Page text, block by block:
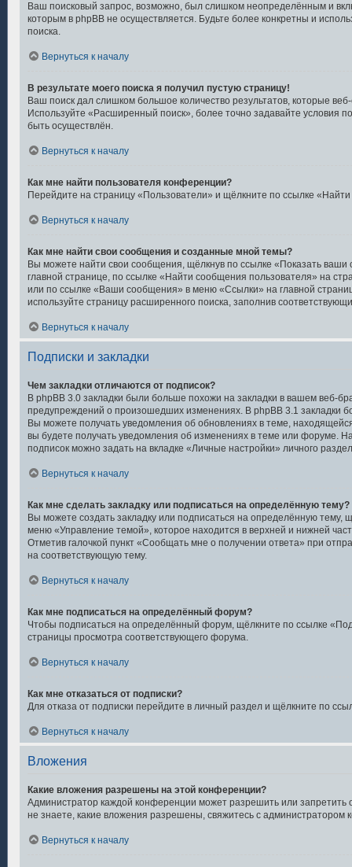
Ваш поисковый запрос, возможно, был слишком неопределённым и
которым в phpBB не осуществляется. Будьте более конкретны и
поиска.
Вернуться к началу
В результате моего поиска я получил пустую страницу!
Ваш поиск дал слишком большое количество результатов, которые
Используйте «Расширенный поиск», более точно задавайте условия
быть осуществлён.
Вернуться к началу
Как мне найти пользователя конференции?
Перейдите на страницу «Пользователи» и щёлкните по ссылке
Вернуться к началу
Как мне найти свои сообщения и созданные мной темы?
Вы можете найти свои сообщения, щёлкнув по ссылке «Показать
главной странице, по ссылке «Найти сообщения пользователя» на
или по ссылке «Ваши сообщения» в меню «Ссылки» на главной
используйте страницу расширенного поиска, заполнив
Вернуться к началу
Подписки и закладки
Чем закладки отличаются от подписок?
В phpBB 3.0 закладки были больше похожи на закладки в вашем веб-
предупреждений о произошедших изменениях. В phpBB 3.1 закладки
Вы можете получать уведомления об обновлениях в теме,
вы будете получать уведомления об изменениях в теме или форуме.
подписок можно задать на вкладке «Личные настройки» личного
Вернуться к началу
Как мне сделать закладку или подписаться на определённую тему?
Вы можете создать закладку или подписаться на определённую тему,
меню «Управление темой», которое находится в верхней и нижней
Отметив галочкой пункт «Сообщать мне о получении ответа» при
на соответствующую тему.
Вернуться к началу
Как мне подписаться на определённый форум?
Чтобы подписаться на определённый форум, щёлкните по ссылке
страницы просмотра соответствующего форума.
Вернуться к началу
Как мне отказаться от подписки?
Для отказа от подписки перейдите в личный раздел и щёлкните по
Вернуться к началу
Вложения
Какие вложения разрешены на этой конференции?
Администратор каждой конференции может разрешить или
не знаете, какие вложения разрешены, свяжитесь с
Вернуться к началу